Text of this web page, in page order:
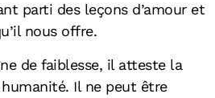
parti des leçons d’amour et
nous offre.
de faiblesse, il atteste la
Il ne peut être